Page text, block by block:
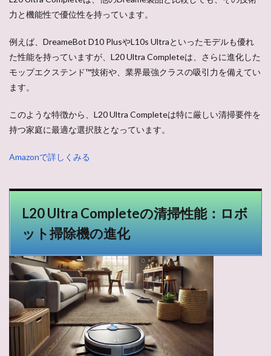
力と機能性で優位性を持っています。
例えば、DreameBot D10 PlusやL10s Ultraといったモデルも優れ
た性能を持っていますが、L20 Ultra Completeは、さらに進化した
モップエクステンド™技術や、業界最強クラスの吸引力を備えてい
ます。
このような特徴から、L20 Ultra Completeは特に厳しい清掃要件を
持つ家庭に最適な選択肢となっています。
Amazonで詳しくみる
L20 Ultra Completeの清掃性能：ロボ
ット掃除機の進化